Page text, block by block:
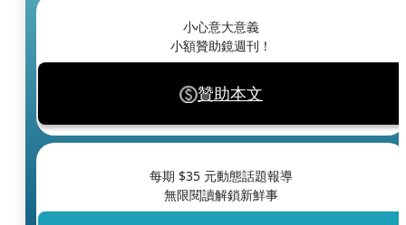
小心意大意義
小額贊助鏡週刊！
贊助本文
每期 $35 元動態話題報導
無限閱讀解鎖新鮮事